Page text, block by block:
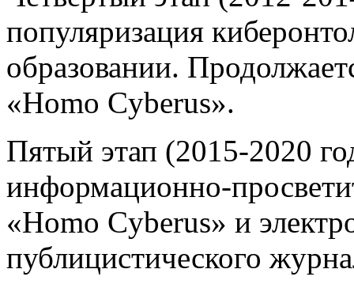
популяризация
образовании.
«Homo Cyberus».
Пятый этап (2015-2020
информационно-
«Homo Cyberus» и
публицистического